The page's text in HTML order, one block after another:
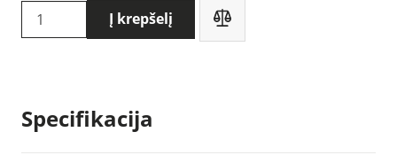
produkto
kiekis:
Į krepšelį
Specifikacija